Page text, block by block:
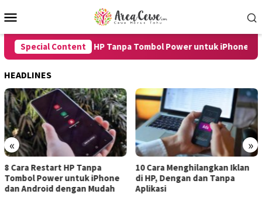
to
Menu
Special Content
8 Cara Restart HP Tanpa Tombol Power untuk iPhone dan
HEADLINES
« »
10 Cara Menghilangkan Iklan
di HP, Dengan dan Tanpa
Aplikasi
7 Cara Merekam Suara di HP
untuk Android dan iPhone
dengan Hasil Jernih